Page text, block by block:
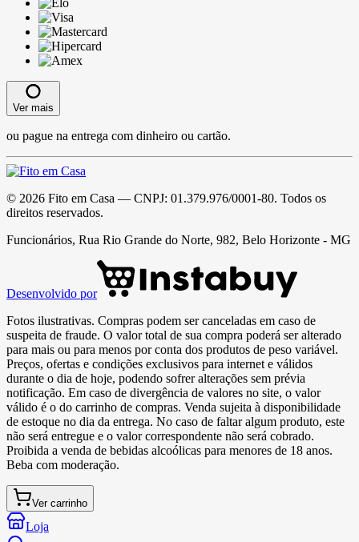
Ver mais
ou pague na entrega com dinheiro ou cartão.
© 2026 Fito em Casa — CNPJ: 01.379.976/0001-80. Todos os
direitos reservados.
Funcionários, Rua Rio Grande do Norte, 982, Belo Horizonte - MG
Desenvolvido por
Fotos ilustrativas. Compras podem ser canceladas em caso de
suspeita de fraude. O valor total de sua compra poderá ser alterado
para mais ou para menos por conta dos produtos de peso variável.
Preços, ofertas e condições exclusivos para internet e válidos
durante o dia de hoje, podendo sofrer alterações sem prévia
notificação. Em caso de divergência de valores no site, o valor
válido é o do carrinho de compras. Venda sujeita à disponibilidade
de estoque no dia da entrega. No caso de faltar algum produto, este
não será entregue e o valor correspondente não será cobrado.
Proibida a venda de bebidas alcoólicas para menores de 18 anos.
Beba com moderação.
Ver carrinho
Loja